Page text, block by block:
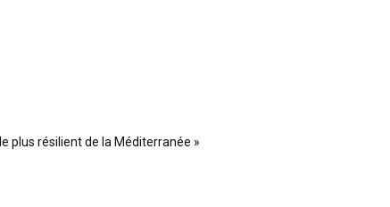
plus résilient de la Méditerranée »